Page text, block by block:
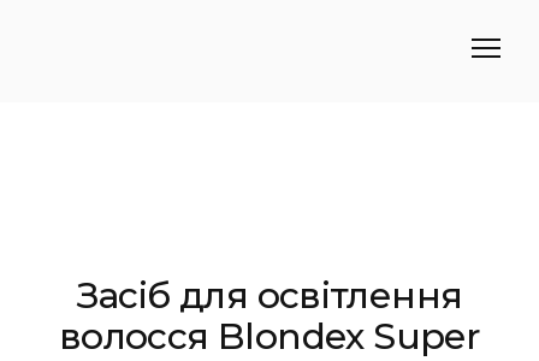
Засіб для освітлення
волосся Blondex Super